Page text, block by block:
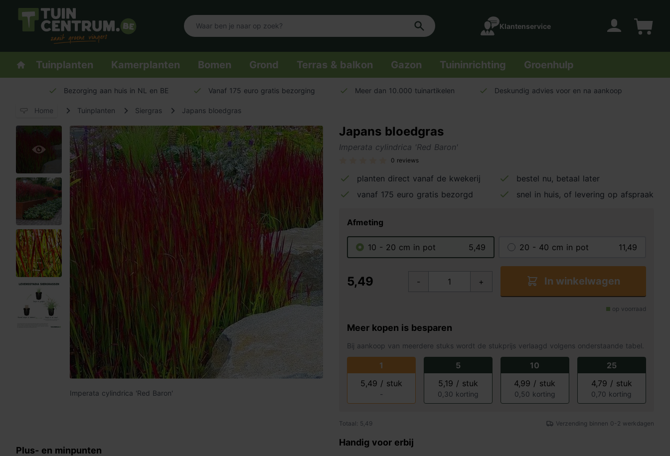
Logo Tuincentrum.be
Klantenservice
Homepage
Tuinplanten Kamerplanten Bomen Grond Terras & balkon Gazon Tuininrichting Groenhulp
Bezorging aan huis in NL en BE Vanaf 175 euro gratis bezorging Meer dan 10.000 tuinartikelen Deskundig advies voor en na aankoop
Home Tuinplanten Siergras Japans bloedgras
Imperata cylindrica 'Red Baron'
Japans bloedgras
Imperata cylindrica 'Red Baron'
0 reviews
planten direct vanaf de kwekerij
bestel nu, betaal later
vanaf 175 euro gratis bezorgd
snel in huis, of levering op afspraak
Afmeting
10 - 20 cm in pot 5,49 20 - 40 cm in pot 11,49
5,49 - + In winkelwagen
op voorraad
Meer kopen is besparen
Bij aankoop van meerdere stuks wordt de stukprijs verlaagd volgens onderstaande tabel.
1
5,49 / stuk
-
5
5,19 / stuk
0,30 korting
10
4,99 / stuk
0,50 korting
25
4,79 / stuk
0,70 korting
Totaal: 5,49 Verzending binnen 0-2 werkdagen
Plus- en minpunten
Handig voor erbij